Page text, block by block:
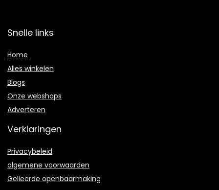
Snelle links
Home
Alles winkelen
Blogs
Onze webshops
Adverteren
Verklaringen
Privacybeleid
algemene voorwaarden
Gelieerde openbaarmaking